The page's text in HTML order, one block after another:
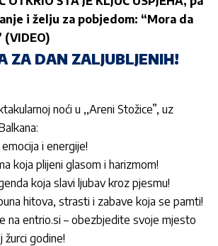
i želju za pobjedom: “Mora da
ZA DAN ZALJUBLJENIH!
noći u ,,Areni Stožice”, uz
i energije!
koja plijeni glasom i harizmom!
koja slavi ljubav kroz pjesmu!
hitova, strasti i zabave koja se pamti!
na entrio.si – obezbjedite svoje mjesto
žurci godine!